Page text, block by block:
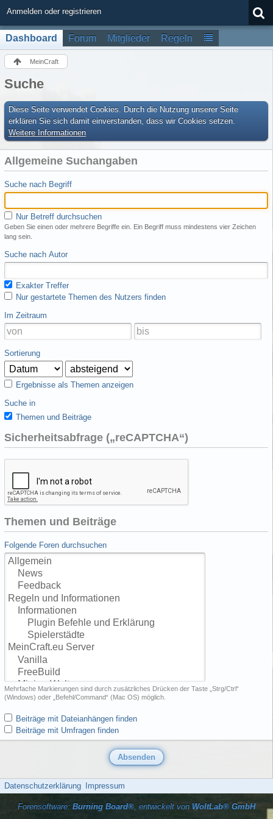
Anmelden oder registrieren
Dashboard Forum Mitglieder Regeln
MeinCraft
Suche
Diese Seite verwendet Cookies. Durch die Nutzung unserer Seite
erklären Sie sich damit einverstanden, dass wir Cookies setzen.
Weitere Informationen
Allgemeine Suchangaben
Suche nach Begriff
Nur Betreff durchsuchen
Geben Sie einen oder mehrere Begriffe ein. Ein Begriff muss mindestens vier Zeichen
lang sein.
Suche nach Autor
Exakter Treffer
Nur gestartete Themen des Nutzers finden
Im Zeitraum
Sortierung
Ergebnisse als Themen anzeigen
Suche in
Themen und Beiträge
Sicherheitsabfrage („reCAPTCHA“)
Themen und Beiträge
Folgende Foren durchsuchen
Mehrfache Markierungen sind durch zusätzliches Drücken der Taste „Strg/Ctrl“
(Windows) oder „Befehl/Command“ (Mac OS) möglich.
Beiträge mit Dateianhängen finden
Beiträge mit Umfragen finden
Datenschutzerklärung Impressum
Forensoftware: Burning Board®, entwickelt von WoltLab® GmbH